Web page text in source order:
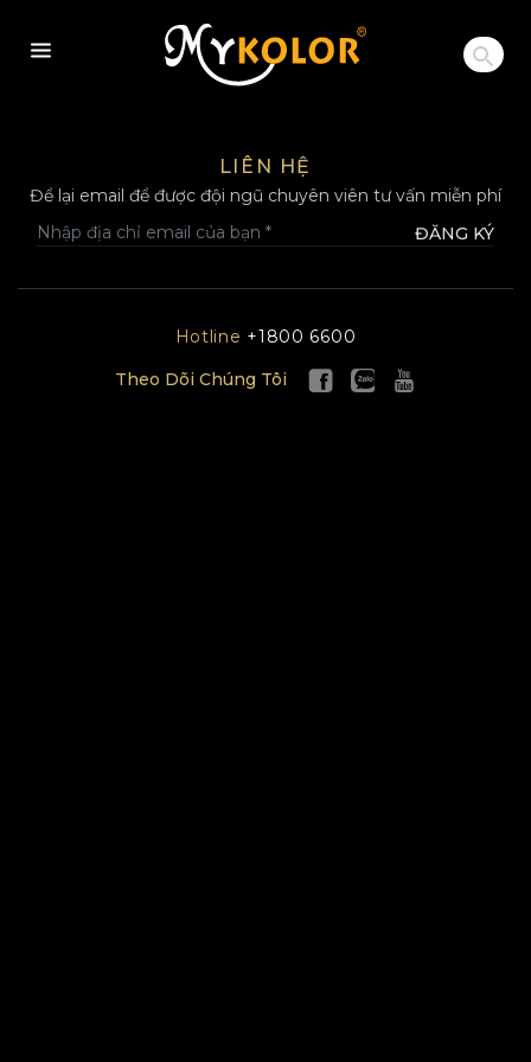
MYKOLOR
LIÊN HỆ
Để lại email để được đội ngũ chuyên viên tư vấn miễn phí
ĐĂNG KÝ
Hotline +1800 6600
Theo Dõi Chúng Tôi